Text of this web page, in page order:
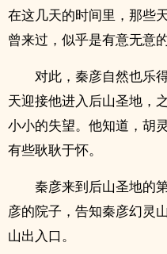
在这几天的时间里，那些
曾来过，似乎是有意无意
对此，秦彦自然也乐
天迎接他进入后山圣地，
小小的失望。他知道，胡
有些耿耿于怀。
秦彦来到后山圣地的
彦的院子，告知秦彦幻灵
山出入口。